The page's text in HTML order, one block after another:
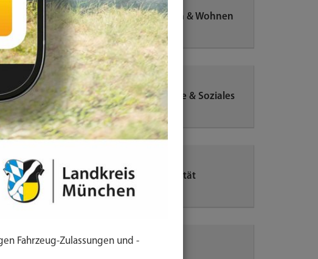
Bauen & Wohnen
Familie & Soziales
Mobilität
Fahrzeug-Zulassungen und -